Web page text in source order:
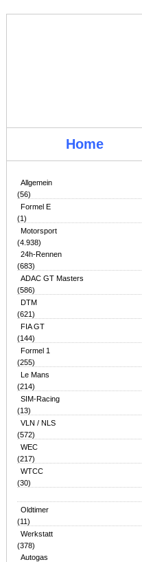
Home
Allgemein
(56)
Formel E
(1)
Motorsport
(4.938)
24h-Rennen
(683)
ADAC GT Masters
(586)
DTM
(621)
FIA GT
(144)
Formel 1
(255)
Le Mans
(214)
SIM-Racing
(13)
VLN / NLS
(572)
WEC
(217)
WTCC
(30)
Oldtimer
(11)
Werkstatt
(378)
Autogas